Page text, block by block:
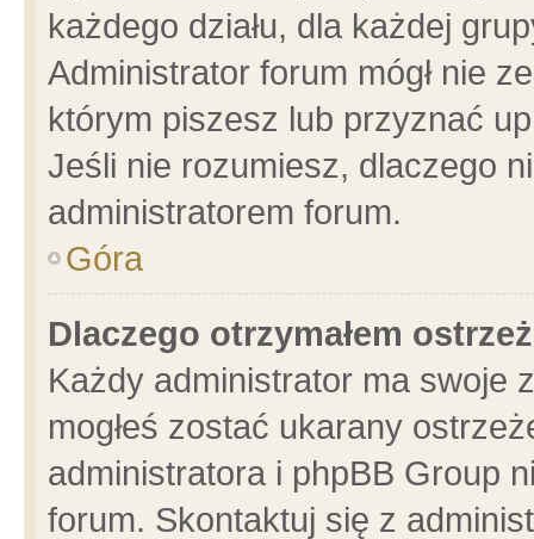
każdego działu, dla każdej
Administrator forum mógł nie
którym piszesz lub przyznać
Jeśli nie rozumiesz, dlaczego
administratorem forum.
Góra
Dlaczego otrzymałem
Każdy administrator ma swoje
mogłeś zostać ukarany
administratora i phpBB Group
forum. Skontaktuj się z